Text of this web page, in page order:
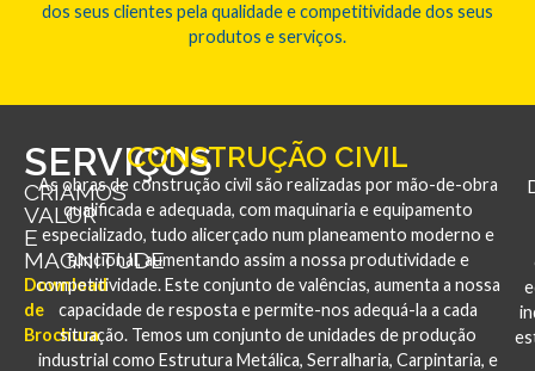
dos seus clientes pela qualidade e competitividade dos seus
produtos e serviços.
SERVIÇOS
CRIAMOS
VALOR
E
MAGNITUDE
Download
de
Brochura
CONSTRUÇÃO CIVIL
As obras de construção civil são realizadas por mão-de-obra
qualificada e adequada, com maquinaria e equipamento
especializado, tudo alicerçado num planeamento moderno e
funcional, aumentando assim a nossa produtividade e
competitividade. Este conjunto de valências, aumenta a nossa
capacidade de resposta e permite-nos adequá-la a cada
situação. Temos um conjunto de unidades de produção
industrial como Estrutura Metálica, Serralharia, Carpintaria, e